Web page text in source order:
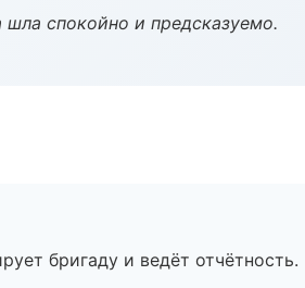
спокойно и предсказуемо.
бригаду и ведёт отчётность.